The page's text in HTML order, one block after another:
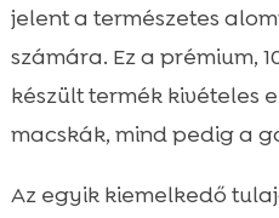
jelent a természetes
számára. Ez a prémium,
készült termék kivételes
macskák, mind pedig a
Az egyik kiemelkedő